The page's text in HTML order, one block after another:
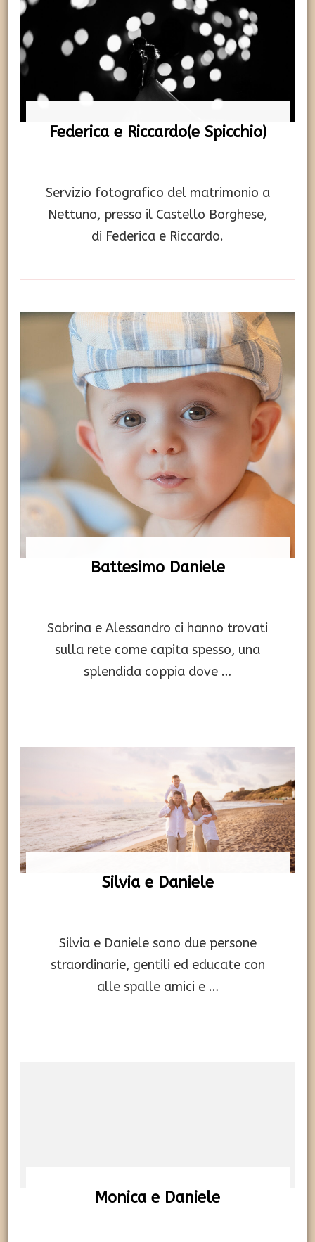
Federica e Riccardo(e Spicchio)
Servizio fotografico del matrimonio a
Nettuno, presso il Castello Borghese,
di Federica e Riccardo.
Battesimo Daniele
Sabrina e Alessandro ci hanno trovati
sulla rete come capita spesso, una
splendida coppia dove …
Silvia e Daniele
Silvia e Daniele sono due persone
straordinarie, gentili ed educate con
alle spalle amici e …
Monica e Daniele